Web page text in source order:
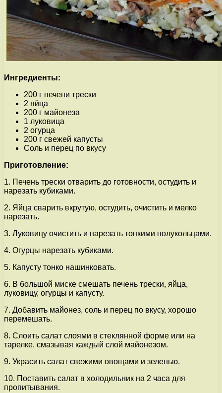
Ингредиенты:
200 г печени трески
2 яйца
200 г майонеза
1 луковица
2 огурца
200 г свежей капусты
Соль и перец по вкусу
Приготовление:
1. Печень трески отварить до готовности, остудить и
нарезать кубиками.
2. Яйца сварить вкрутую, остудить, очистить и мелко
нарезать.
3. Луковицу очистить и нарезать тонкими полукольцами.
4. Огурцы нарезать кубиками.
5. Капусту тонко нашинковать.
6. В большой миске смешать печень трески, яйца,
луковицу, огурцы и капусту.
7. Добавить майонез, соль и перец по вкусу, хорошо
перемешать.
8. Слоить салат слоями в стеклянной форме или на
тарелке, смазывая каждый слой майонезом.
9. Украсить салат свежими овощами и зеленью.
10. Поставить салат в холодильник на 2 часа для
пропитывания.